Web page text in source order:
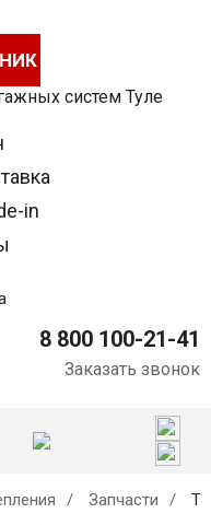
in
8 800 100-21-41
Заказать звонок
Запчасти